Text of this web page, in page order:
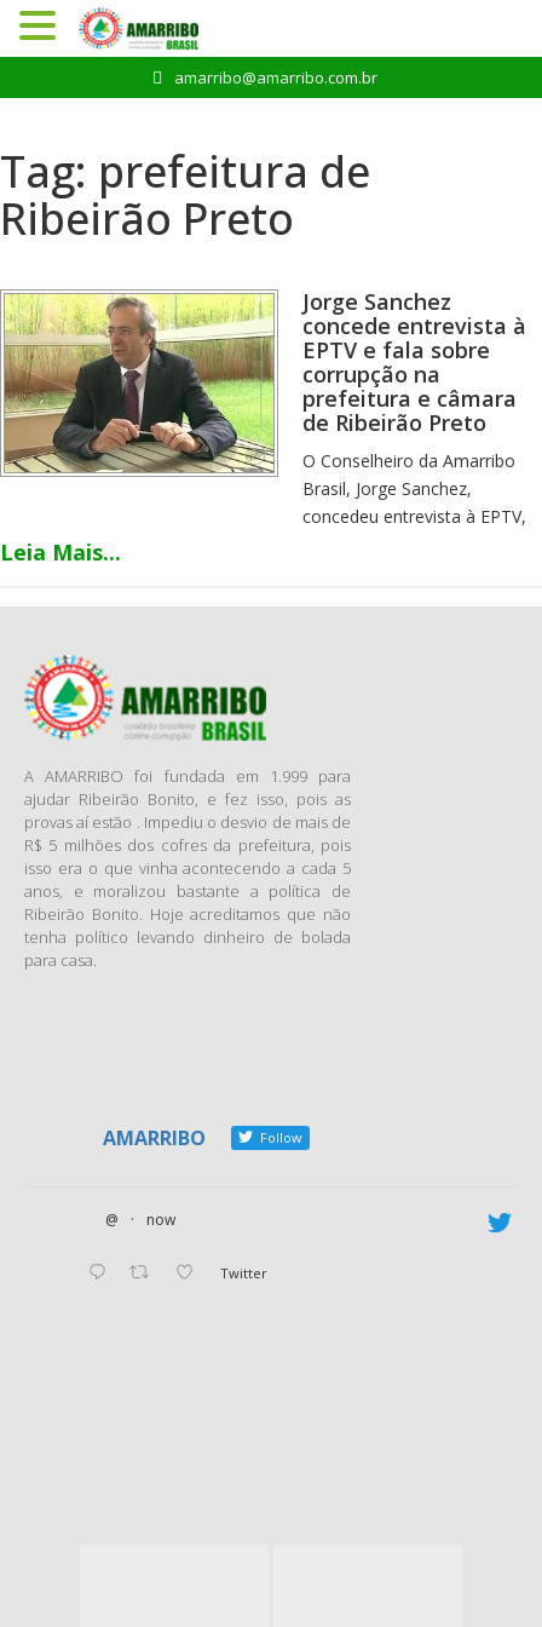
para
amarribo@amarribo.com.br
Tag: prefeitura de
Ribeirão Preto
Jorge Sanchez
concede entrevista à
EPTV e fala sobre
corrupção na
prefeitura e câmara
de Ribeirão Preto
O Conselheiro da Amarribo
Brasil, Jorge Sanchez,
concedeu entrevista à EPTV,
Fonte: EPTV
Leia Mais...
A AMARRIBO foi fundada em 1.999 para
ajudar Ribeirão Bonito, e fez isso, pois as
provas aí estão . Impediu o desvio de mais de
R$ 5 milhões dos cofres da prefeitura, pois
isso era o que vinha acontecendo a cada 5
anos, e moralizou bastante a política de
Ribeirão Bonito. Hoje acreditamos que não
tenha político levando dinheiro de bolada
para casa.
AMARRIBO Follow
@ · now
Twitter